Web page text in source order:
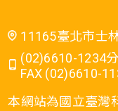
11165臺北市士
(02)6610-1234
FAX (02)6610-
本網站為國立臺灣